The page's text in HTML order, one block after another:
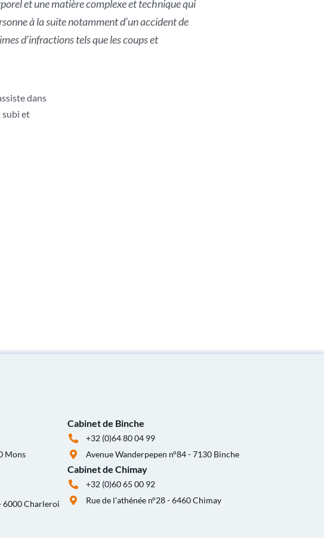
et une matière complexe et technique qui
à la suite notamment d’un accident de
d’infractions tels que les coups et
dans
subi et
Mons
6000 Charleroi
Cabinet de Binche
+32 (0)64 80 04 99
Avenue Wanderpepen n°84 - 7130 Binche
Cabinet de Chimay
+32 (0)60 65 00 92
Rue de l'athénée n°28 - 6460 Chimay